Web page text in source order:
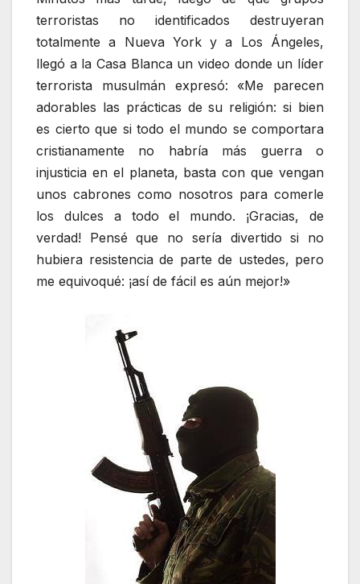
terroristas no identificados destruyeran
totalmente a Nueva York y a Los Ángeles,
llegó a la Casa Blanca un video donde un líder
terrorista musulmán expresó: «Me parecen
adorables las prácticas de su religión: si bien
es cierto que si todo el mundo se comportara
cristianamente no habría más guerra o
injusticia en el planeta, basta con que vengan
unos cabrones como nosotros para comerle
los dulces a todo el mundo. ¡Gracias, de
verdad! Pensé que no sería divertido si no
hubiera resistencia de parte de ustedes, pero
me equivoqué: ¡así de fácil es aún mejor!»